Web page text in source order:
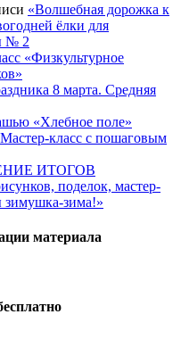
«Волшебная дорожка к
ёлки для
№ 2
«Физкультурное
8 марта. Средняя
«Хлебное поле»
класс с пошаговым
ИТОГОВ
поделок, мастер-
зимушка-зима!»
материала